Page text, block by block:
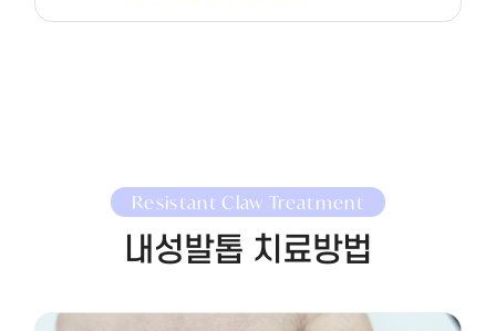
Resistant Claw Treatment
내성발톱 치료방법